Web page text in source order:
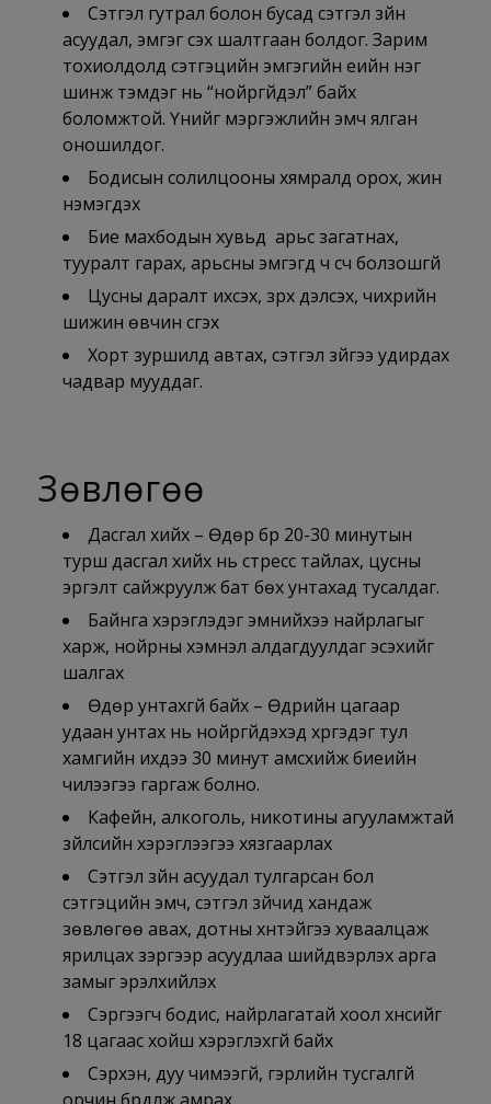
Сэтгэл гутрал болон бусад сэтгэл зүйн
асуудал, эмгэг үүсэх шалтгаан болдог. Зарим
тохиолдолд сэтгэцийн эмгэгийн үеийн нэг
шинж тэмдэг нь “нойргүйдэл” байх
боломжтой. Үүнийг мэргэжлийн эмч ялган
оношилдог.
Бодисын солилцооны хямралд орох, жин
нэмэгдэх
Бие махбодын хувьд арьс загатнах,
тууралт гарах, арьсны эмгэгүүд ч үүсч болзошгүй
Цусны даралт ихсэх, зүрх дэлсэх, чихрийн
шижин өвчин үүсгэх
Хорт зуршилд автах, сэтгэл зүйгээ удирдах
чадвар мууддаг.
Зөвлөгөө
Дасгал хийх – Өдөр бүр 20-30 минутын
турш дасгал хийх нь стресс тайлах, цусны
эргэлт сайжруулж бат бөх унтахад тусалдаг.
Байнга хэрэглэдэг эмнийхээ найрлагыг
харж, нойрны хэмнэл алдагдуулдаг эсэхийг
шалгах
Өдөр унтахгүй байх – Өдрийн цагаар
удаан унтах нь нoйргүйдэхэд хүргэдэг тул
хамгийн ихдээ 30 минут амсхийж биеийн
чилээгээ гаргаж болно.
Кафейн, алкоголь, никотины агууламжтай
зүйлсийн хэрэглээгээ хязгаарлах
Сэтгэл зүйн асуудал тулгарсан бол
сэтгэцийн эмч, сэтгэл зүйчид хандаж
зөвлөгөө авах, дотны хүнтэйгээ хуваалцаж
ярилцах зэргээр асуудлаа шийдвэрлэх арга
замыг эрэлхийлэх
Сэргээгч бодис, найрлагатай хоол хүнсийг
18 цагаас хойш хэрэглэхгүй байх
Сэрүүхэн, дуу чимээгүй, гэрлийн тусгалгүй